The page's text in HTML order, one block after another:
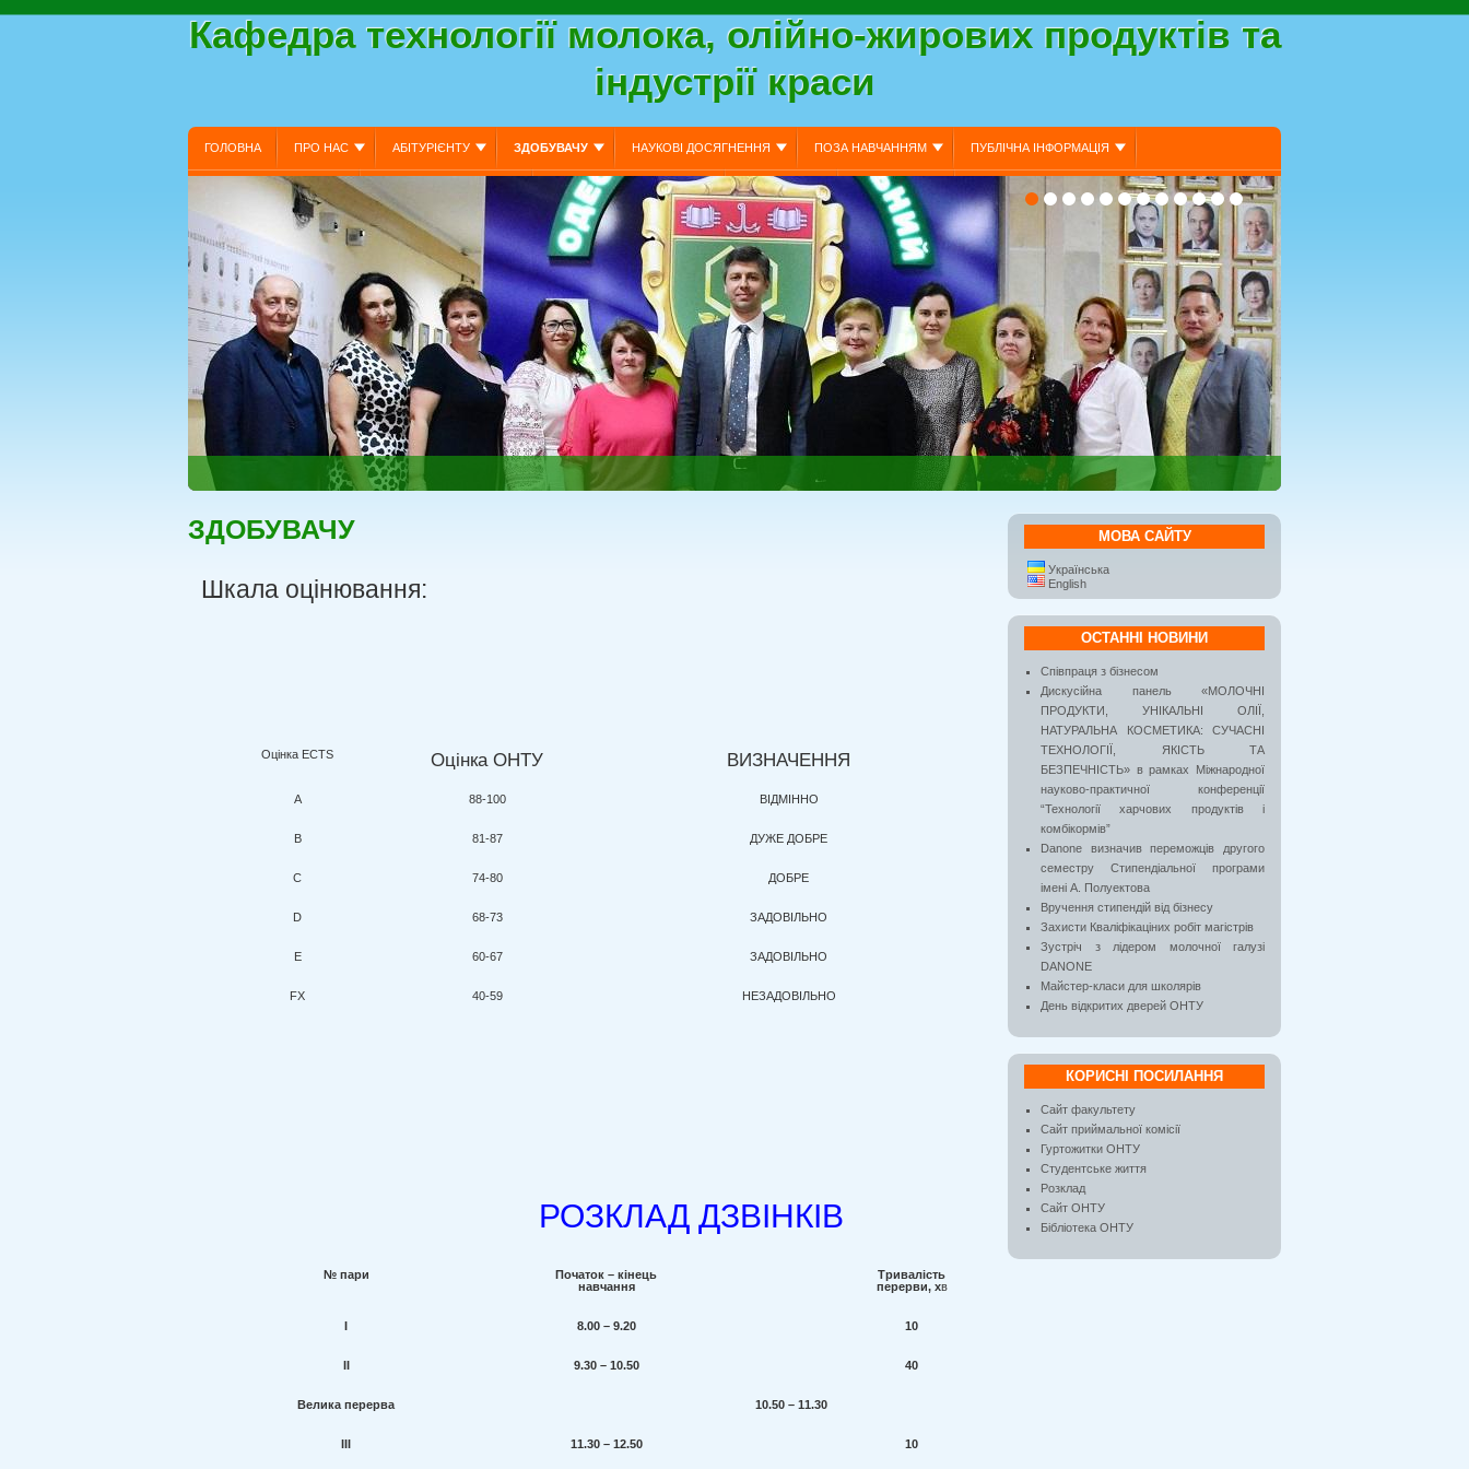
Кафедра технології молока, олійно-жирових продуктів та
індустрії краси
ГОЛОВНА ПРО НАС АБІТУРІЄНТУ ЗДОБУВАЧУ НАУКОВІ ДОСЯГНЕННЯ ПОЗА НАВЧАННЯМ ПУБЛІЧНА ІНФОРМАЦІЯ
НЕФОРМАЛЬНА ОСВІТА КРИТЕРІЇ ОЦІНЮВАННЯ АКАДЕМІЧНА МОБІЛЬНІСТЬ ПРОЄКТ ОПП КРУГЛІ СТОЛИ
ПОРЯДОК ТА ЗАЯВИ НА ОБРАННЯ ВИБІРКОВИХ ДИСЦИПЛІН СТРАТЕГІЧНИЙ ПЛАН РОЗВИТКУ ГАЛУЗІ НАВЧАЛЬНІ ДИСЦИПЛІНИ ТА ПРОГРАМИ ДЛЯ АСПІРАНТІВ
ВИМОГИ РОБОТОДАВЦІВ ОСВІТНЬО-ПРОФЕСІЙНІ ПРОГРАМИ (ОПП) ОСВІТНЬО-ПРОФЕСІЙНІ ПРОГРАМИ (ОПП)
ОПП “ТЕХНОЛОГІЇ МОЛОКА, ЖИРІВ І ПРОДУКТІВ ДЛЯ ІНДУСТРІЇ КРАСИ” ОПП “ТЕХНОЛОГІЯ ВИРОБНИЦТВА І ПЕРЕРОБКИ ПРОДУКЦІЇ ТВАРИННИЦТВА”
ОПП “ТЕХНОЛОГІЇ МОЛОКА, ЖИРІВ І ПРОДУКТІВ ДЛЯ ІНДУСТРІЇ КРАСИ” (БАКАЛАВР) СВО “БАКАЛАВР” СВО “МАГІСТР”
ЗДОБУВАЧУ
Шкала оцінювання:
Оцінка ECTS Оцінка ОНТУ ВИЗНАЧЕННЯ
А 88-100 ВІДМІННО
В 81-87 ДУЖЕ ДОБРЕ
С 74-80 ДОБРЕ
D 68-73 ЗАДОВІЛЬНО
Е 60-67 ЗАДОВІЛЬНО
FХ 40-59 НЕЗАДОВІЛЬНО
РОЗКЛАД ДЗВІНКІВ
№ пари
Початок – кінець
навчання
Тривалість
перерви, хв
I 8.00 – 9.20 10
II 9.30 – 10.50 40
Велика перерва 10.50 – 11.30
III 11.30 – 12.50 10
МОВА САЙТУ
Українська
English
ОСТАННІ НОВИНИ
Співпраця з бізнесом
Дискусійна панель «МОЛОЧНІ
ПРОДУКТИ, УНІКАЛЬНІ ОЛІЇ,
НАТУРАЛЬНА КОСМЕТИКА: СУЧАСНІ
ТЕХНОЛОГІЇ, ЯКІСТЬ ТА
БЕЗПЕЧНІСТЬ» в рамках Міжнародної
науково-практичної конференції
“Технології харчових продуктів і
комбікормів”
Danone визначив переможців другого
семестру Стипендіальної програми
імені А. Полуектова
Вручення стипендій від бізнесу
Захисти Кваліфікаціних робіт магістрів
Зустріч з лідером молочної галузі
DANONE
Майстер-класи для школярів
День відкритих дверей ОНТУ
КОРИСНІ ПОСИЛАННЯ
Сайт факультету
Сайт приймальної комісії
Гуртожитки ОНТУ
Студентське життя
Розклад
Сайт ОНТУ
Бібліотека ОНТУ